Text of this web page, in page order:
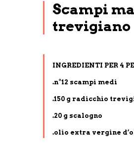
Scampi
trevigiano
INGREDIENTI PER 4
.n°12 scampi medi
.150 g radicchio
.20 g scalogno
.olio extra vergine